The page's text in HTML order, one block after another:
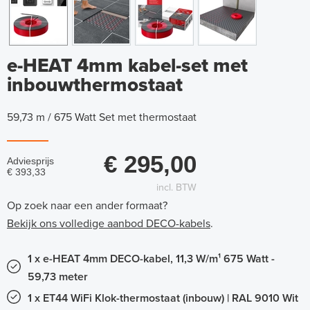
e-HEAT 4mm kabel-set met
inbouwthermostaat
59,73 m / 675 Watt Set met thermostaat
Adviesprijs
€ 393,33
€ 295,00
incl. BTW
Op zoek naar een ander formaat?
Bekijk ons volledige aanbod DECO-kabels.
1 x e-HEAT 4mm DECO-kabel, 11,3 W/m¹ 675 Watt -
59,73 meter
1 x ET44 WiFi Klok-thermostaat (inbouw) | RAL 9010 Wit